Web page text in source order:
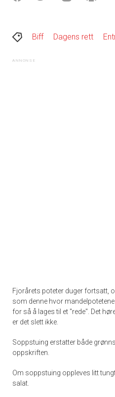
Biff Dagens rett
Fjorårets poteter duger fortsatt,
som denne hvor
for så å lages til et "rede". Det
er det slett ikke.
Soppstuing erstatter både
oppskriften.
Om soppstuing oppleves litt
salat.